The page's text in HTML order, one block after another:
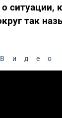
ситуации,
так
Видео